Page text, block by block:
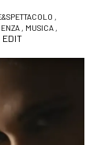
,
, MUSICA,
EDIT